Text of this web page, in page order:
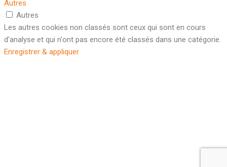
Autres
Autres
Les autres cookies non classés sont ceux qui sont en cours
d'analyse et qui n'ont pas encore été classés dans une catégorie.
Enregistrer & appliquer